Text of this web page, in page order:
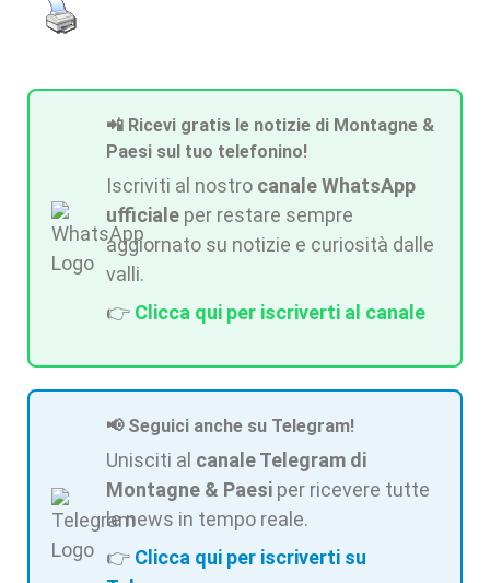
📲 Ricevi gratis le notizie di Montagne &
Paesi sul tuo telefonino!
Iscriviti al nostro canale WhatsApp
ufficiale per restare sempre
aggiornato su notizie e curiosità dalle
valli.
👉 Clicca qui per iscriverti al canale
📢 Seguici anche su Telegram!
Unisciti al canale Telegram di
Montagne & Paesi per ricevere tutte
le news in tempo reale.
👉 Clicca qui per iscriverti su